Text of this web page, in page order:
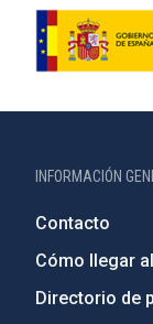
INFORMACIÓN
Contacto
Cómo llegar
Directorio de